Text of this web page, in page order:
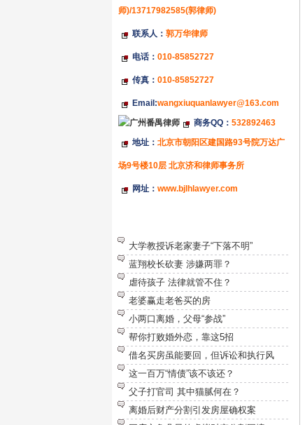
师)/13717982585(郭律师)
联系人： 郭万华律师
电话： 010-85852727
传真： 010-85852727
Email:wangxiuquanlawyer@163.com
商务QQ： 532892463
地址： 北京市朝阳区建国路93号院万达广
场9号楼10层 北京济和律师事务所
网址： www.bjlhlawyer.com
大学教授诉老家妻子“下落不明”
蓝翔校长砍妻 涉嫌两罪？
虐待孩子 法律就管不住？
老婆赢走老爸买的房
小两口离婚，父母“参战”
帮你打败婚外恋，靠这5招
借名买房虽能要回，但诉讼和执行风
这一百万“情债”该不该还？
父子打官司 其中猫腻何在？
离婚后财产分割引发房屋确权案